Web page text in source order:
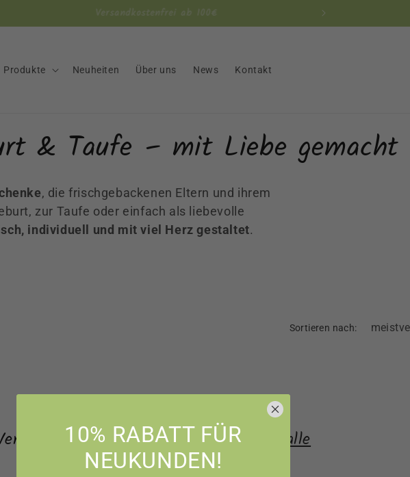
Versandkostenfrei ab 100€
Produkte Neuheiten Über uns News Kontakt
& Taufe – mit Liebe gemacht
, die frischgebackenen Eltern und ihrem
zur Taufe oder einfach als liebevolle
individuell und mit viel Herz gestaltet.
Sortieren nach:
Keine Produkte gefunden
weniger Filter oderentferne alle
10% RABATT FÜR
NEUKUNDEN!